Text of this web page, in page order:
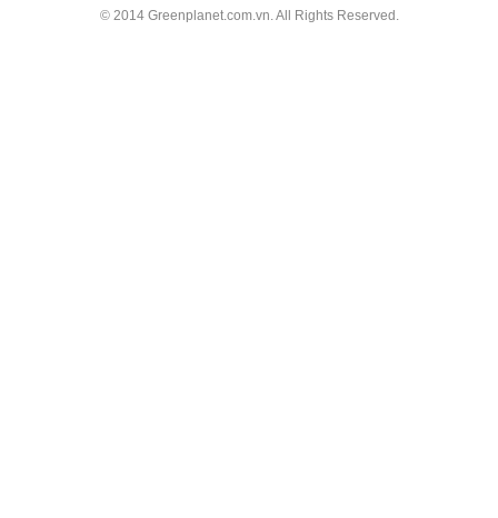
© 2014 Greenplanet.com.vn. All Rights Reserved.